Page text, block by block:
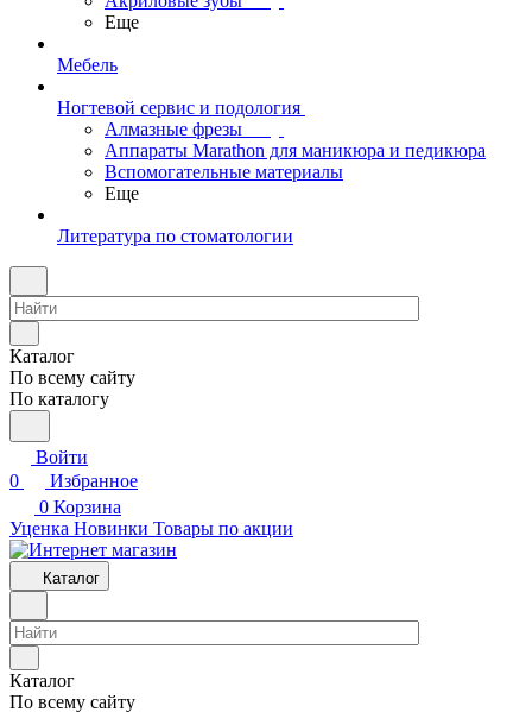
Еще
Мебель
Ногтевой сервис и подология
Алмазные фрезы
Аппараты Marathon для маникюра и педикюра
Вспомогательные материалы
Еще
Литература по стоматологии
Каталог
По всему сайту
По каталогу
Войти
0
Избранное
0 Корзина
Уценка Новинки Товары по акции
Каталог
Каталог
По всему сайту